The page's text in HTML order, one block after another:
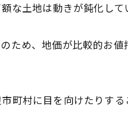
土地は動きが鈍化して
ため、地価が比較的お
町村に目を向けたりす